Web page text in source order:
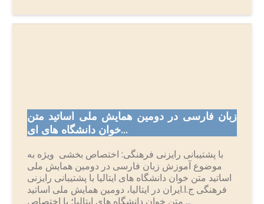
زبان فارسی در دومین همایش ملی اساتید متن
خوان دانشگاه های ای...
با پشتیبانی رایزنی فرهنگی: اختصاص بخشی ویژه به
موضوع آموزش زبان فارسی در دومین همایش ملی
اساتید متن خوان دانشگاه های ایتالیا با پشتیبانی رایزنی
فرهنگی ج.ا.ایران در ایتالیا، دومین همایش ملی اساتید
متن خوان دانشگاه های ایتالیا؛ با اختصاص ...